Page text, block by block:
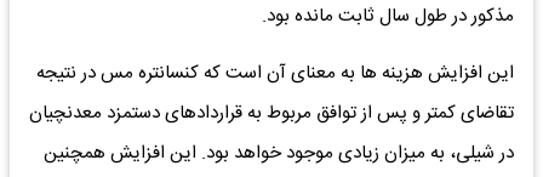
مذکور در طول سال ثابت مانده بود.
این افزایش هزینه ها به معنای آن است که کنسانتره مس در نتیجه
تقاضای کمتر و پس از توافق مربوط به قراردادهای دستمزد معدنچیان
در شیلی، به میزان زیادی موجود خواهد بود. این افزایش همچنین